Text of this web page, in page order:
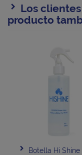
Los
producto
Botella Hi